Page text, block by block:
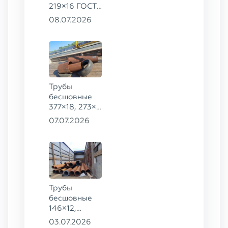
219×16 ГОСТ
8732-78, ст.
08.07.2026
Трубы
бесшовные
377×18, 273×8
ГОСТ 8732-
09Г2С
07.07.2026
Трубы
бесшовные
146×12,
245×12,
03.07.2026